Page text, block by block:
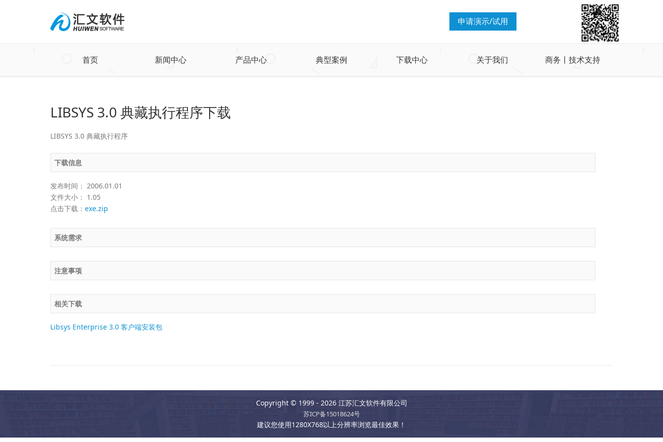
申请演示/试用
首页 新闻中心 产品中心 典型案例 下载中心 关于我们 商务丨技术支持
LIBSYS 3.0 典藏执行程序下载
LIBSYS 3.0 典藏执行程序
下载信息
发布时间： 2006.01.01
文件大小： 1.05
点击下载： exe.zip
系统需求
注意事项
相关下载
Libsys Enterprise 3.0 客户端安装包
Copyright © 1999 - 2026 江苏汇文软件有限公司
苏ICP备15018624号
建议您使用1280X768以上分辨率浏览最佳效果！